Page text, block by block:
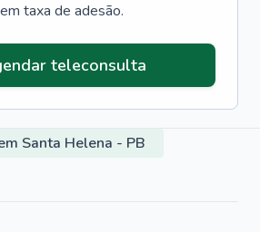
taxa de adesão.
teleconsulta
Santa Helena - PB